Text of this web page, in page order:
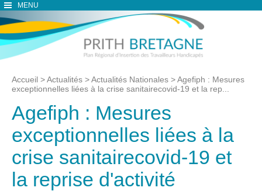
MENU
Accueil >Actualités >Actualités Nationales >Agefiph : Mesures
exceptionnelles liées à la crise sanitairecovid-19 et la rep...
Agefiph : Mesures
exceptionnelles liées à la
crise sanitairecovid-19 et
la reprise d'activité